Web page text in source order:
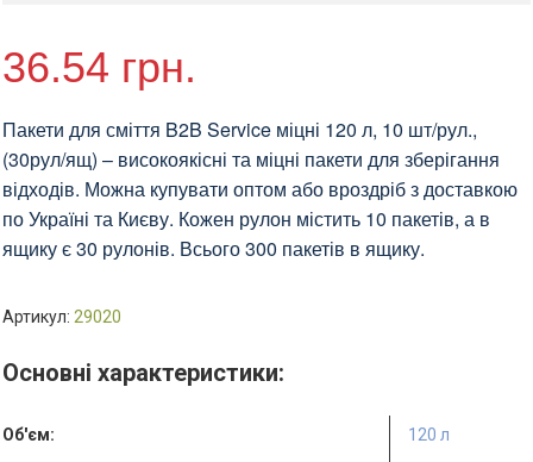
36.54 грн.
Пакети для сміття B2B Service міцні 120 л, 10 шт/рул.,
(30рул/ящ) – високоякісні та міцні пакети для зберігання
відходів. Можна купувати оптом або вроздріб з доставкою
по Україні та Києву. Кожен рулон містить 10 пакетів, а в
ящику є 30 рулонів. Всього 300 пакетів в ящику.
Артикул: 29020
Основні характеристики:
Об'єм:
120 л